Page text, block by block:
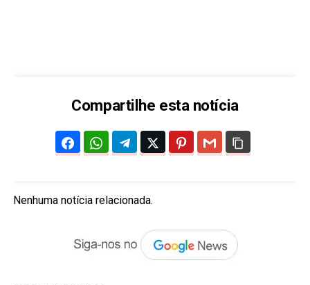
Compartilhe esta notícia
Nenhuma notícia relacionada.